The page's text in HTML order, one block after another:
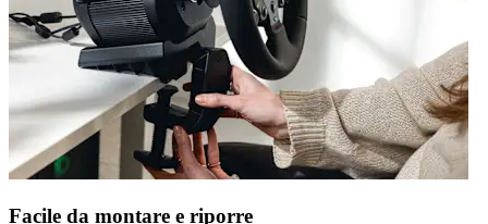
Facile da montare e riporre